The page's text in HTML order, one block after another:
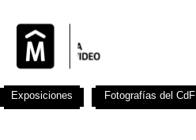
Exposiciones Fotografías del CdF